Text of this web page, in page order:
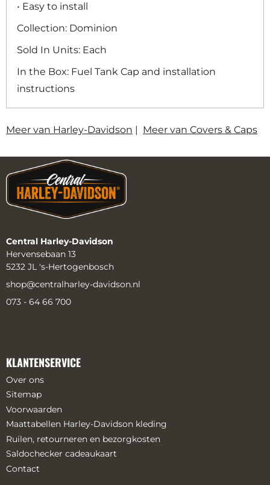
• Easy to install
Collection: Dominion
Sold In Units: Each
In the Box: Fuel Tank Cap and installation
instructions
Meer van Harley-Davidson | Meer van Covers & Caps
Central Harley-Davidson
Hervensebaan 13
5232 JL 's-Hertogenbosch
shop@centralharley-davidson.nl
073 - 64 66 700
KLANTENSERVICE
Over ons
Sitemap
Voorwaarden
Maattabellen Harley-Davidson kleding
Ruilen, retourneren en bezorgkosten
Saldochecker cadeaukaart
Contact